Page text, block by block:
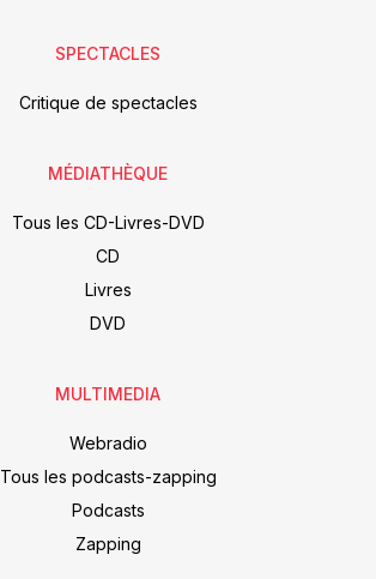
SPECTACLES
Critique de spectacles
MÉDIATHÈQUE
Tous les CD-Livres-DVD
CD
Livres
DVD
MULTIMEDIA
Webradio
Tous les podcasts-zapping
Podcasts
Zapping